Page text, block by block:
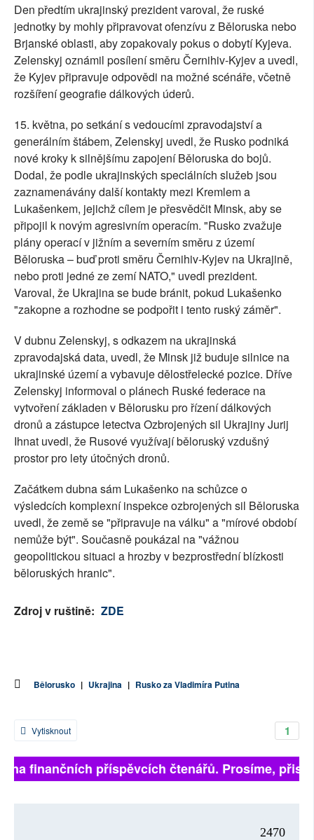
Den předtím ukrajinský prezident varoval, že ruské
jednotky by mohly připravovat ofenzívu z Běloruska nebo
Brjanské oblasti, aby zopakovaly pokus o dobytí Kyjeva.
Zelenskyj oznámil posílení směru Černihiv-Kyjev a uvedl,
že Kyjev připravuje odpovědi na možné scénáře, včetně
rozšíření geografie dálkových úderů.
15. května, po setkání s vedoucími zpravodajství a
generálním štábem, Zelenskyj uvedl, že Rusko podniká
nové kroky k silnějšímu zapojení Běloruska do bojů.
Dodal, že podle ukrajinských speciálních služeb jsou
zaznamenávány další kontakty mezi Kremlem a
Lukašenkem, jejichž cílem je přesvědčit Minsk, aby se
připojil k novým agresivním operacím. "Rusko zvažuje
plány operací v jižním a severním směru z území
Běloruska – buď proti směru Černihiv-Kyjev na Ukrajině,
nebo proti jedné ze zemí NATO," uvedl prezident.
Varoval, že Ukrajina se bude bránit, pokud Lukašenko
"zakopne a rozhodne se podpořit i tento ruský záměr".
V dubnu Zelenskyj, s odkazem na ukrajinská
zpravodajská data, uvedl, že Minsk již buduje silnice na
ukrajinské území a vybavuje dělostřelecké pozice. Dříve
Zelenskyj informoval o plánech Ruské federace na
vytvoření základen v Bělorusku pro řízení dálkových
dronů a zástupce letectva Ozbrojených sil Ukrajiny Jurij
Ihnat uvedl, že Rusové využívají běloruský vzdušný
prostor pro lety útočných dronů.
Začátkem dubna sám Lukašenko na schůzce o
výsledcích komplexní inspekce ozbrojených sil Běloruska
uvedl, že země se "připravuje na válku" a "mírové období
nemůže být". Současně poukázal na "vážnou
geopolitickou situaci a hrozby v bezprostřední blízkosti
běloruských hranic".
Zdroj v ruštině: ZDE
Bělorusko | Ukrajina | Rusko za Vladimíra Putina
1
Vytisknout
finančních příspěvcích čtenářů. Prosíme,
2470